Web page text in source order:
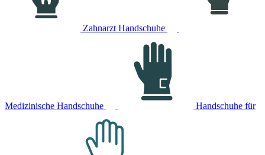
Zahnarzt Handschuhe
Medizinische Handschuhe Handschuhe für